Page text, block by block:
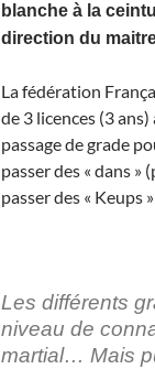
blanche à la
direction du
La fédération
de 3 licences (3
passage de grade
passer des « dans
passer des « Keups
Les différents
niveau de
martial… Mais